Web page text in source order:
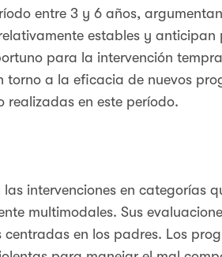
entre 3 y 6 años,
estables y anticipan
para la intervención
a la eficacia de nuevos
realizadas en este período.
intervenciones en categorías
multimodales. Sus
en los padres. Los